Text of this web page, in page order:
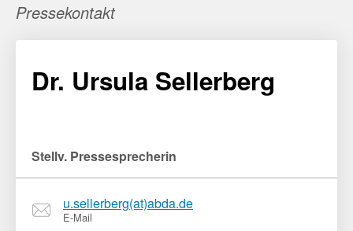
Pressekontakt
Dr. Ursula Sellerberg
Stellv. Pressesprecherin
u.sellerberg(at)abda.de
E-Mail